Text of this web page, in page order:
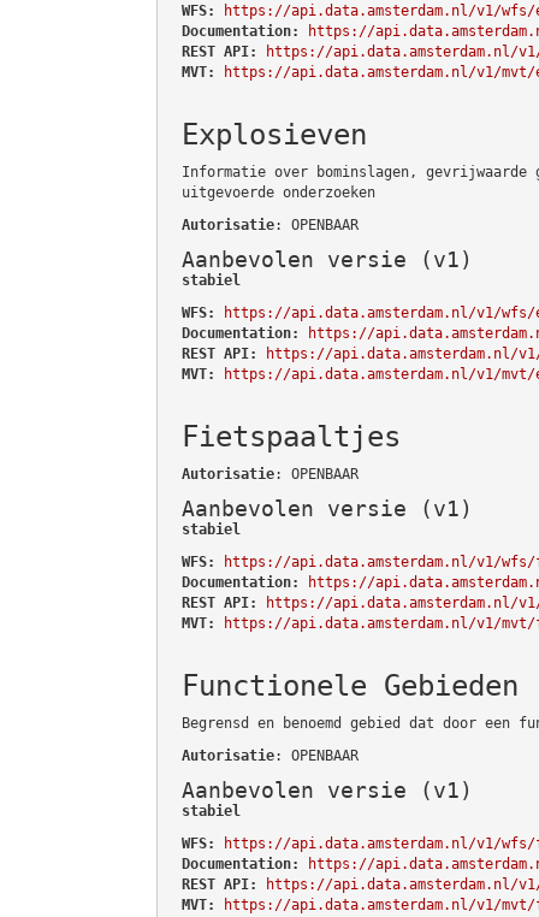
WFS:
https://api.data.amsterdam.nl/v1/wfs/
Documentation:
https://
REST API:
https://api.data.amsterdam.nl/v1/
MVT:
https://api.data.amsterdam.nl/v1/mvt/
Explosieven
Informatie over bominslagen, gevrijwaarde
uitgevoerde onderzoeken
Autorisatie: OPENBAAR
Aanbevolen versie (v1)
stabiel
WFS:
https://api.data.amsterdam.nl/v1/wfs/
Documentation:
https://
REST API:
https://api.data.amsterdam.nl/
MVT:
https://api.data.amsterdam.nl/v1/mvt/
Fietspaaltjes
Autorisatie: OPENBAAR
Aanbevolen versie (v1)
stabiel
WFS:
https://api.data.amsterdam.nl/v1/
Documentation:
https://
REST API:
https://api.data.amsterdam.nl/
MVT:
https://api.data.amsterdam.nl/v1/
Functionele Gebieden
Begrensd en benoemd gebied dat door een
Autorisatie: OPENBAAR
Aanbevolen versie (v1)
stabiel
WFS:
https://api.data.amsterdam.nl/v1/wfs/
Documentation:
https://
REST API:
https://api.data.amsterdam.nl/
MVT:
https://api.data.amsterdam.nl/v1/mvt/